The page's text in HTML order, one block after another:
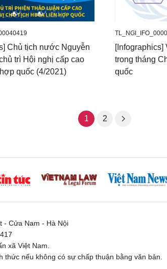
Chủ tịch nước Nguyễn
trì Hội nghị cấp cao
quốc (4/2021)
[Infographics]
trong tháng
quốc
1 2
- Cửa Nam - Hà Nội
xã Việt Nam.
thức nếu không có sự chấp thuận bằng văn bản.